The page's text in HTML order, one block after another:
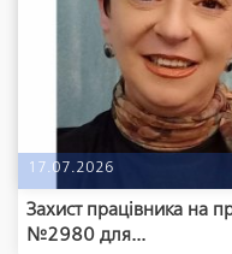
17.07.2026
Захист працівника на
№2980 для...